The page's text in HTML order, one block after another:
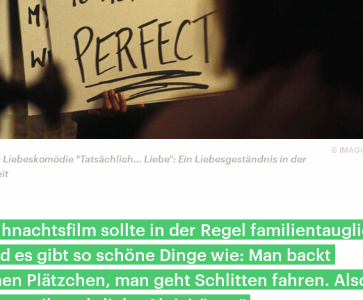
©
Liebeskomödie "Tatsächlich... Liebe": Ein Liebesgeständnis in der
sollte in der Regel
es gibt so schöne Dinge wie: Man backt
Plätzchen, man geht Schlitten fahren.